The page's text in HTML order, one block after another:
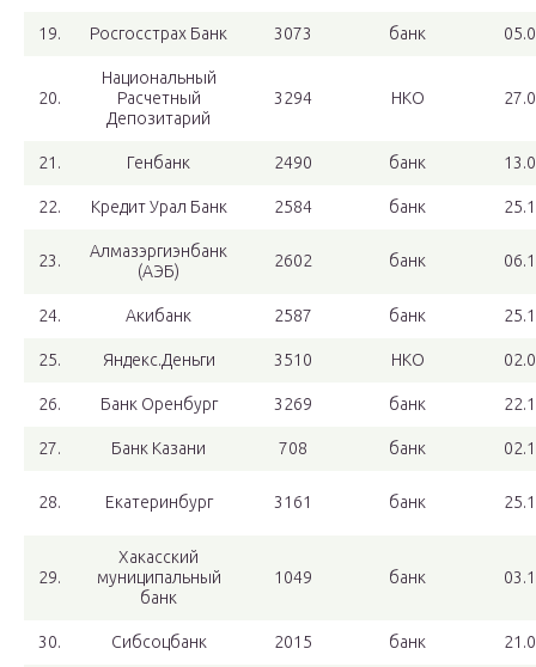
19. Росгосстрах Банк 3073 банк
20.
Национальный
Расчетный
Депозитарий
3294 НКО
21. Генбанк 2490 банк
22. Кредит Урал Банк 2584 банк
23.
Алмазэргиэнбанк
(АЭБ)
2602 банк
24. Акибанк 2587 банк
25. Яндекс.Деньги 3510 НКО
26. Банк Оренбург 3269 банк
27. Банк Казани 708 банк
28. Екатеринбург 3161 банк
29.
Хакасский
муниципальный
банк
1049 банк
30. Сибсоцбанк 2015 банк